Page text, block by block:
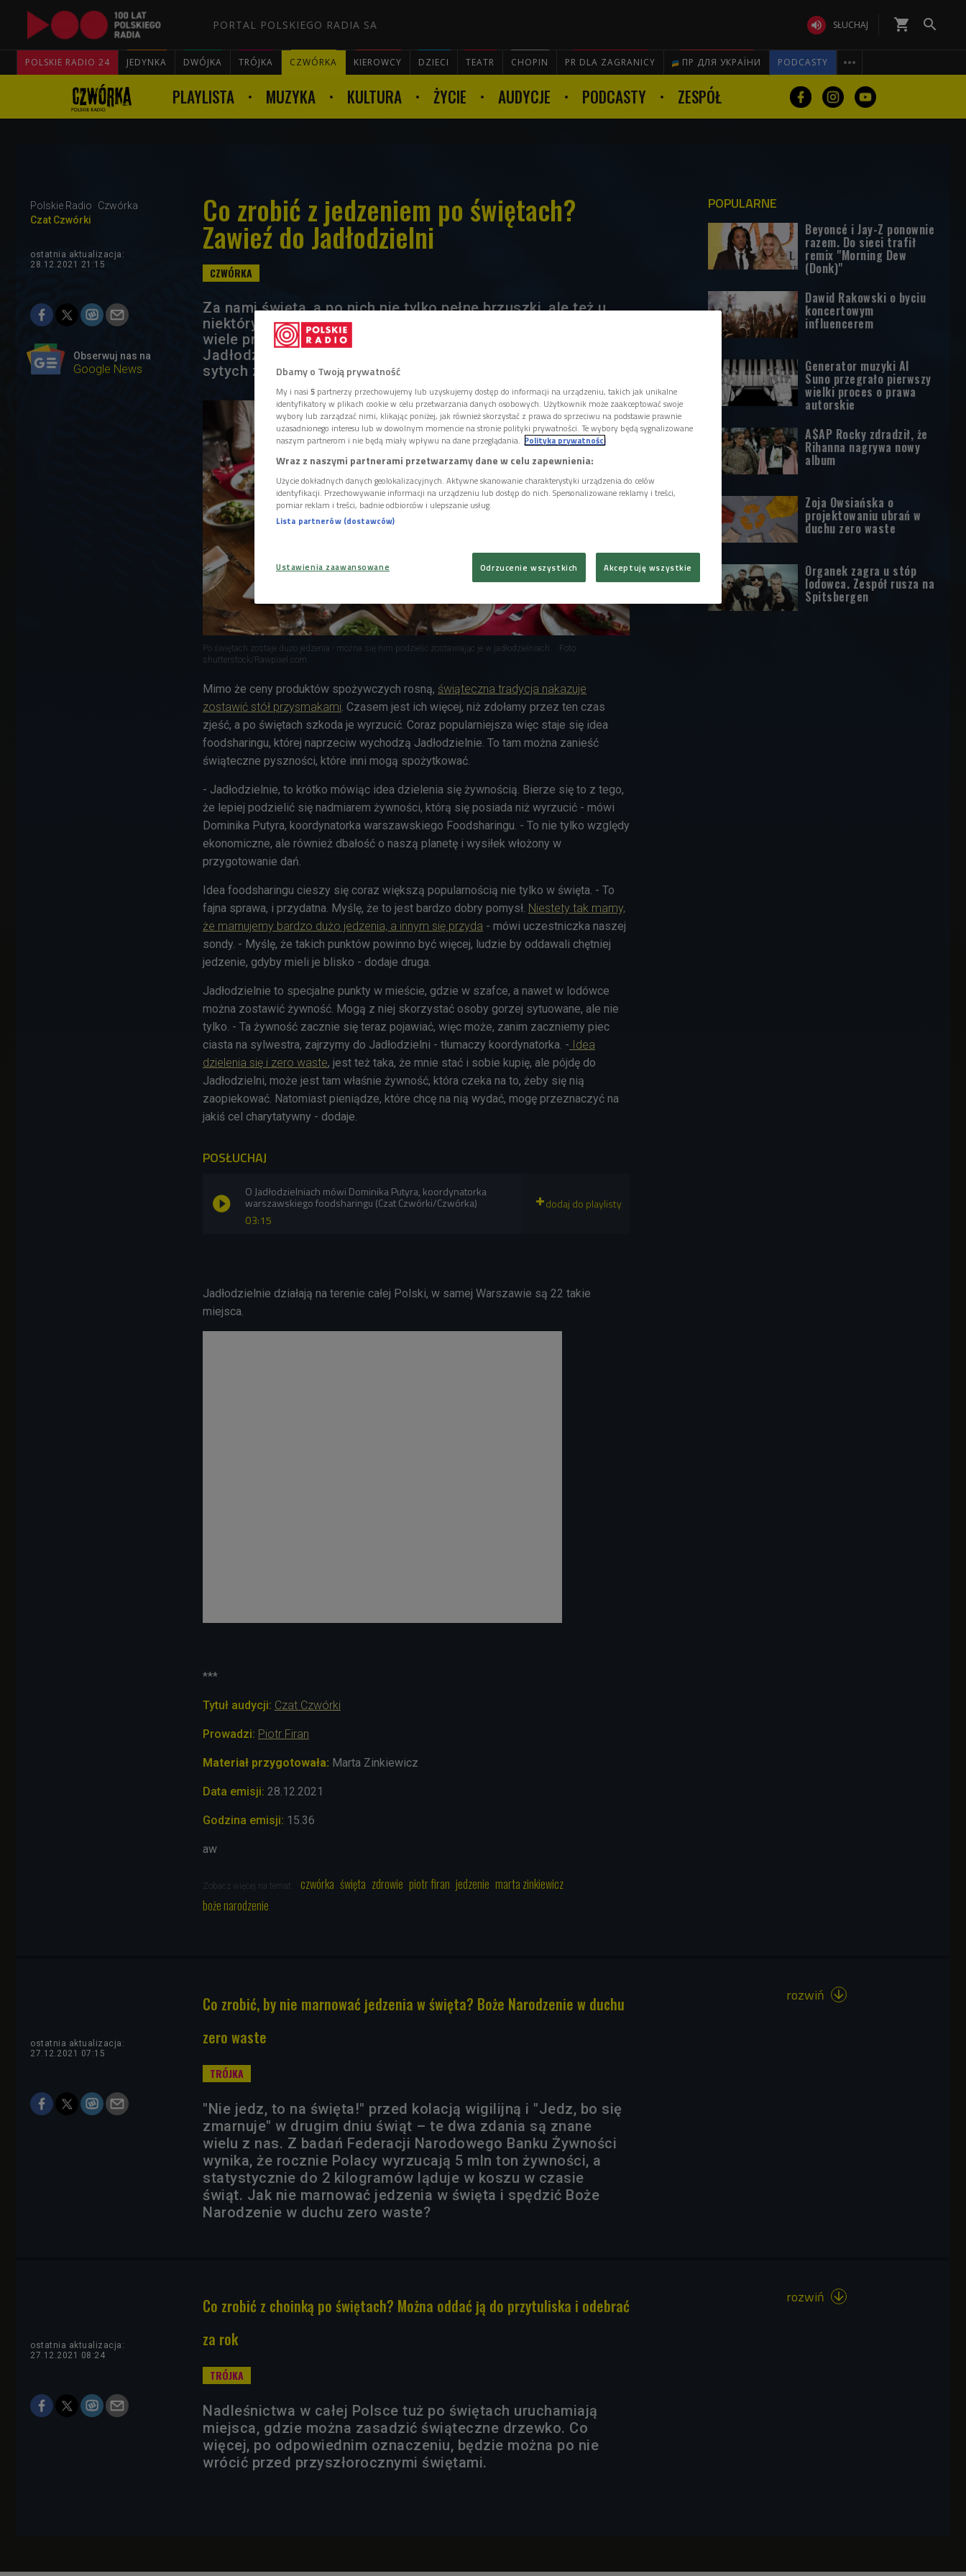
PORTAL POLSKIEGO RADIA SA  SŁUCHAJ shopping_cart 
POLSKIE RADIO 24 JEDYNKA DWÓJKA TRÓJKA CZWÓRKA KIEROWCY DZIECI TEATR CHOPIN PR DLA ZAGRANICY ПР ДЛЯ УКРАЇНИ PODCASTY 

PLAYLISTA MUZYKA KULTURA ŻYCIE AUDYCJE PODCASTY ZESPÓŁ
Polskie Radio
Czwórka
Czat Czwórki
Co zrobić z jedzeniem po świętach?
Zawieź do Jadłodzielni
ostatnia aktualizacja:
28.12.2021 21:15
Obserwuj nas na
Google News
Za nami święta, a po nich nie tylko pełne brzuszki, ale też u
niektórych pełne lodówki. W wielu domach zostało jeszcze
wiele przysmaków, a na ich nadmiar czekają po świętach
Jadłodzielnie. Takie punkty działają w całej Polsce i łączą
sytych z potrzebującymi.
Po świętach zostaje dużo jedzenia - można się nim podzielić zostawiając je w jadłodzielniach.
Foto:
shutterstock/Rawpixel.com
Mimo że ceny produktów spożywczych rosną, świąteczna tradycja nakazuje
zostawić stół przysmakami. Czasem jest ich więcej, niż zdołamy przez ten czas
zjeść, a po świętach szkoda je wyrzucić. Coraz popularniejsza więc staje się idea
foodsharingu, której naprzeciw wychodzą Jadłodzielnie. To tam można zanieść
świąteczne pyszności, które inni mogą spożytkować.
- Jadłodzielnie, to krótko mówiąc idea dzielenia się żywnością. Bierze się to z tego,
że lepiej podzielić się nadmiarem żywności, którą się posiada niż wyrzucić - mówi
Dominika Putyra, koordynatorka warszawskiego Foodsharingu. - To nie tylko względy
ekonomiczne, ale również dbałość o naszą planetę i wysiłek włożony w
przygotowanie dań.
Idea foodsharingu cieszy się coraz większą popularnością nie tylko w święta. - To
fajna sprawa, i przydatna. Myślę, że to jest bardzo dobry pomysł. Niestety tak mamy,
że marnujemy bardzo dużo jedzenia, a innym się przyda - mówi uczestniczka naszej
sondy. - Myślę, że takich punktów powinno być więcej, ludzie by oddawali chętniej
jedzenie, gdyby mieli je blisko - dodaje druga.
Jadłodzielnie to specjalne punkty w mieście, gdzie w szafce, a nawet w lodówce
można zostawić żywność. Mogą z niej skorzystać osoby gorzej sytuowane, ale nie
tylko. - Ta żywność zacznie się teraz pojawiać, więc może, zanim zaczniemy piec
ciasta na sylwestra, zajrzymy do Jadłodzielni - tłumaczy koordynatorka. - Idea
dzielenia się i zero waste, jest też taka, że mnie stać i sobie kupię, ale pójdę do
Jadłodzielni, może jest tam właśnie żywność, która czeka na to, żeby się nią
zaopiekować. Natomiast pieniądze, które chcę na nią wydać, mogę przeznaczyć na
jakiś cel charytatywny - dodaje.
POSŁUCHAJ
03:15
O Jadłodzielniach mówi Dominika Putyra, koordynatorka
warszawskiego foodsharingu (Czat Czwórki/Czwórka)
Jadłodzielnie działają na terenie całej Polski, w samej Warszawie są 22 takie
miejsca.
***
Tytuł audycji: Czat Czwórki
Prowadzi: Piotr Firan
Materiał przygotowała: Marta Zinkiewicz
Data emisji: 28.12.2021
Godzina emisji: 15.36
aw
Zobacz więcej na temat: czwórka święta zdrowie piotr firan jedzenie marta zinkiewicz
boże narodzenie
POPULARNE
Beyoncé i Jay-Z ponownie
razem. Do sieci trafił
remix "Morning Dew
(Donk)"
Dawid Rakowski o byciu
koncertowym
influencerem
Generator muzyki AI
Suno przegrało pierwszy
wielki proces o prawa
autorskie
A$AP Rocky zdradził, że
Rihanna nagrywa nowy
album
Zoja Owsiańska o
projektowaniu ubrań w
duchu zero waste
Organek zagra u stóp
lodowca. Zespół rusza na
Spitsbergen
Co zrobić, by nie marnować jedzenia w święta? Boże Narodzenie w duchu
zero waste
ostatnia aktualizacja:
27.12.2021 07:15
"Nie jedz, to na święta!" przed kolacją wigilijną i "Jedz, bo się
zmarnuje" w drugim dniu świąt – te dwa zdania są znane
wielu z nas. Z badań Federacji Narodowego Banku Żywności
wynika, że rocznie Polacy wyrzucają 5 mln ton żywności, a
statystycznie do 2 kilogramów ląduje w koszu w czasie
świąt. Jak nie marnować jedzenia w święta i spędzić Boże
Narodzenie w duchu zero waste?
rozwiń 
Co zrobić z choinką po świętach? Można oddać ją do przytuliska i odebrać
za rok
ostatnia aktualizacja:
27.12.2021 08:24
Nadleśnictwa w całej Polsce tuż po świętach uruchamiają
miejsca, gdzie można zasadzić świąteczne drzewko. Co
więcej, po odpowiednim oznaczeniu, będzie można po nie
wrócić przed przyszłorocznymi świętami.
rozwiń 
Dbamy o Twoją prywatność
My i nasi 5 partnerzy przechowujemy lub uzyskujemy dostęp do informacji na urządzeniu, takich jak unikalne
identyfikatory w plikach cookie w celu przetwarzania danych osobowych. Użytkownik może zaakceptować swoje
wybory lub zarządzać nimi, klikając poniżej, jak również skorzystać z prawa do sprzeciwu na podstawie prawnie
uzasadnionego interesu lub w dowolnym momencie na stronie polityki prywatności. Te wybory będą sygnalizowane
naszym partnerom i nie będą miały wpływu na dane przeglądania. Polityka prywatności
Wraz z naszymi partnerami przetwarzamy dane w celu zapewnienia:
Użycie dokładnych danych geolokalizacyjnych. Aktywne skanowanie charakterystyki urządzenia do celów
identyfikacji. Przechowywanie informacji na urządzeniu lub dostęp do nich. Spersonalizowane reklamy i treści,
pomiar reklam i treści, badnie odbiorców i ulepszanie usług.
Lista partnerów (dostawców)
Ustawienia zaawansowane Odrzucenie wszystkich Akceptuję wszystkie